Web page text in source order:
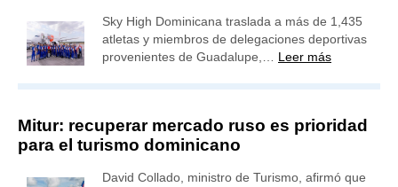
Sky High Dominicana traslada a más de 1,435
atletas y miembros de delegaciones deportivas
provenientes de Guadalupe,… Leer más
Mitur: recuperar mercado ruso es prioridad
para el turismo dominicano
David Collado, ministro de Turismo, afirmó que